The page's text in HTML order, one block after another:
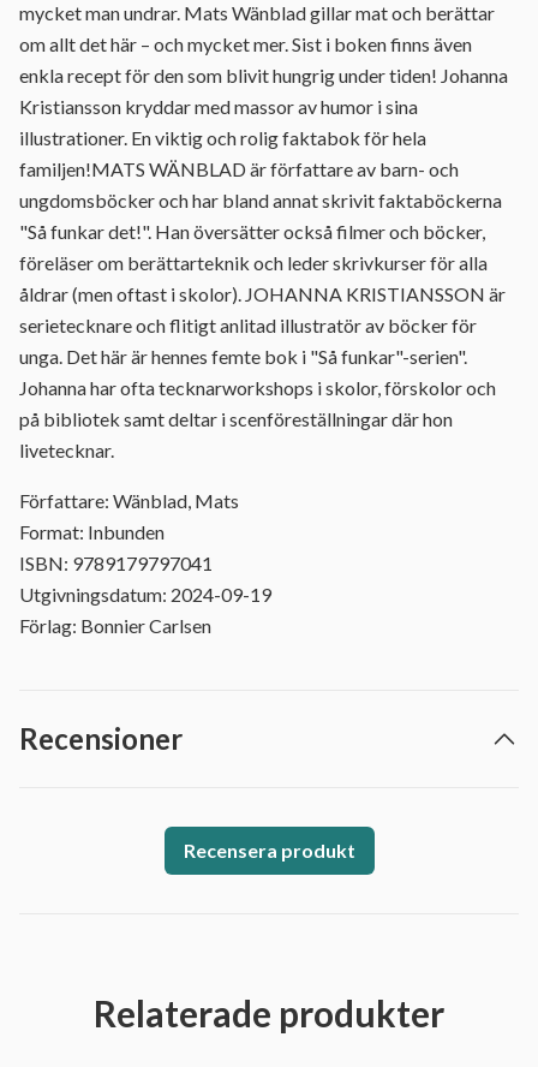
mycket man undrar. Mats Wänblad gillar mat och berättar
om allt det här – och mycket mer. Sist i boken finns även
enkla recept för den som blivit hungrig under tiden! Johanna
Kristiansson kryddar med massor av humor i sina
illustrationer. En viktig och rolig faktabok för hela
familjen!MATS WÄNBLAD är författare av barn- och
ungdomsböcker och har bland annat skrivit faktaböckerna
"Så funkar det!". Han översätter också filmer och böcker,
föreläser om berättarteknik och leder skrivkurser för alla
åldrar (men oftast i skolor). JOHANNA KRISTIANSSON är
serietecknare och flitigt anlitad illustratör av böcker för
unga. Det här är hennes femte bok i "Så funkar"-serien".
Johanna har ofta tecknarworkshops i skolor, förskolor och
på bibliotek samt deltar i scenföreställningar där hon
livetecknar.
Författare: Wänblad, Mats
Format: Inbunden
ISBN: 9789179797041
Utgivningsdatum: 2024-09-19
Förlag: Bonnier Carlsen
Recensioner
Recensera produkt
Relaterade produkter